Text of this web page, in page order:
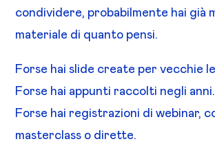
condividere, probabilmente hai già
materiale di quanto pensi.
Forse hai slide create per vecchie
Forse hai appunti raccolti negli anni.
Forse hai registrazioni di webinar,
masterclass o dirette.